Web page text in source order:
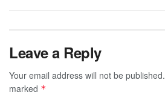
Leave a Reply
Your email address will not be published.
marked *